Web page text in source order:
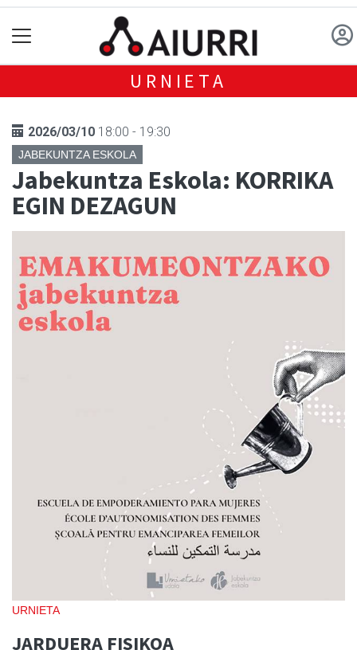
URNIETA
2026/03/10 18:00 - 19:30
JABEKUNTZA ESKOLA
Jabekuntza Eskola: KORRIKA
EGIN DEZAGUN
URNIETA
JARDUERA FISIKOA